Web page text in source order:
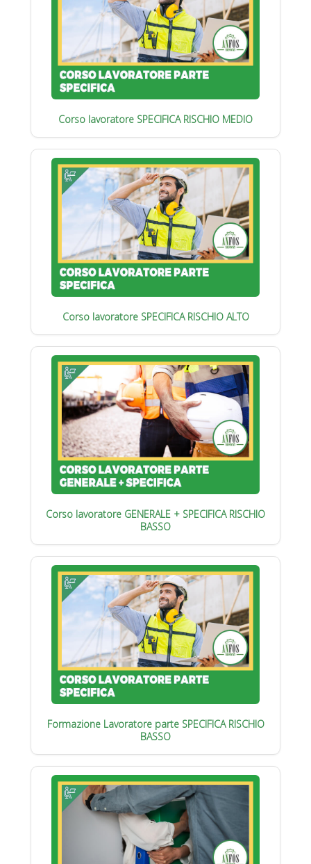
Corso lavoratore SPECIFICA RISCHIO MEDIO
Corso lavoratore SPECIFICA RISCHIO ALTO
Corso lavoratore GENERALE + SPECIFICA RISCHIO
BASSO
Formazione Lavoratore parte SPECIFICA RISCHIO
BASSO